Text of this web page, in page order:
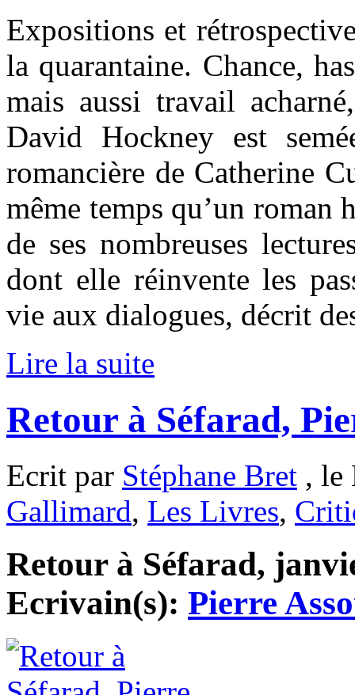
Expositions et
la quarantaine. Chance,
mais aussi travail
David Hockney est
romancière de Catherine
même temps qu’un
de ses nombreuses
dont elle réinvente les
vie aux dialogues, décrit
Lire la suite
Retour à Séfarad,
Ecrit par Stéphane Bret , le
Gallimard, Les Livres,
Retour à Séfarad,
Ecrivain(s): Pierre